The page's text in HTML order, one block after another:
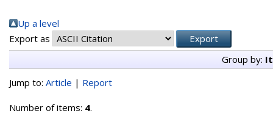
Up a level
Export as
Group by:
Jump to: Article | Report
Number of items: 4.